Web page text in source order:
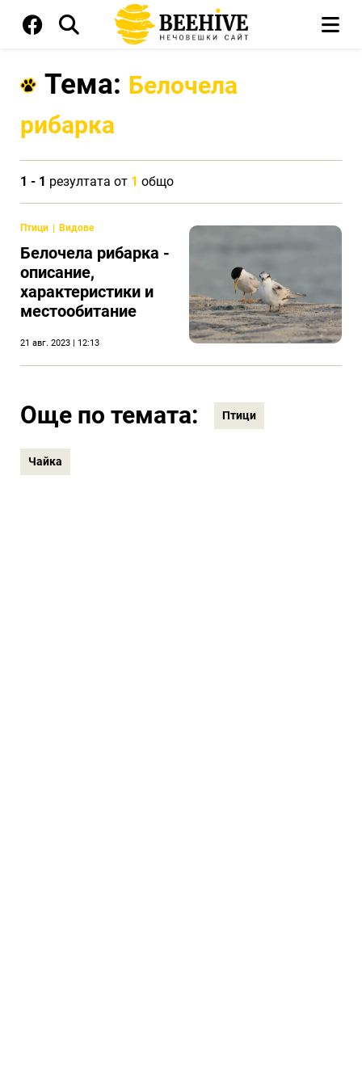
Тема: Белочела
рибарка
1 - 1 резултата от 1 общо
Птици Видове
Белочела рибарка -
описание,
характеристики и
местообитание
21 авг. 2023 | 12:13
Още по темата: Птици
Чайка